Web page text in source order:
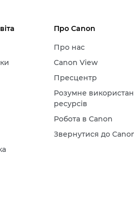
Про Canon
Про нас
Canon View
Пресцентр
Розумне
ресурсів
Робота в Canon
Звернутися до